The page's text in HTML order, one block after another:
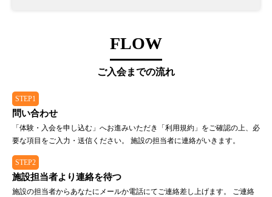
FLOW
ご入会までの流れ
STEP1
問い合わせ
「体験・入会を申し込む」へお進みいただき「利用規約」をご確認の上、必
要な項目をご入力・送信ください。 施設の担当者に連絡がいきます。
STEP2
施設担当者より連絡を待つ
施設の担当者からあなたにメールか電話にてご連絡差し上げます。 ご連絡